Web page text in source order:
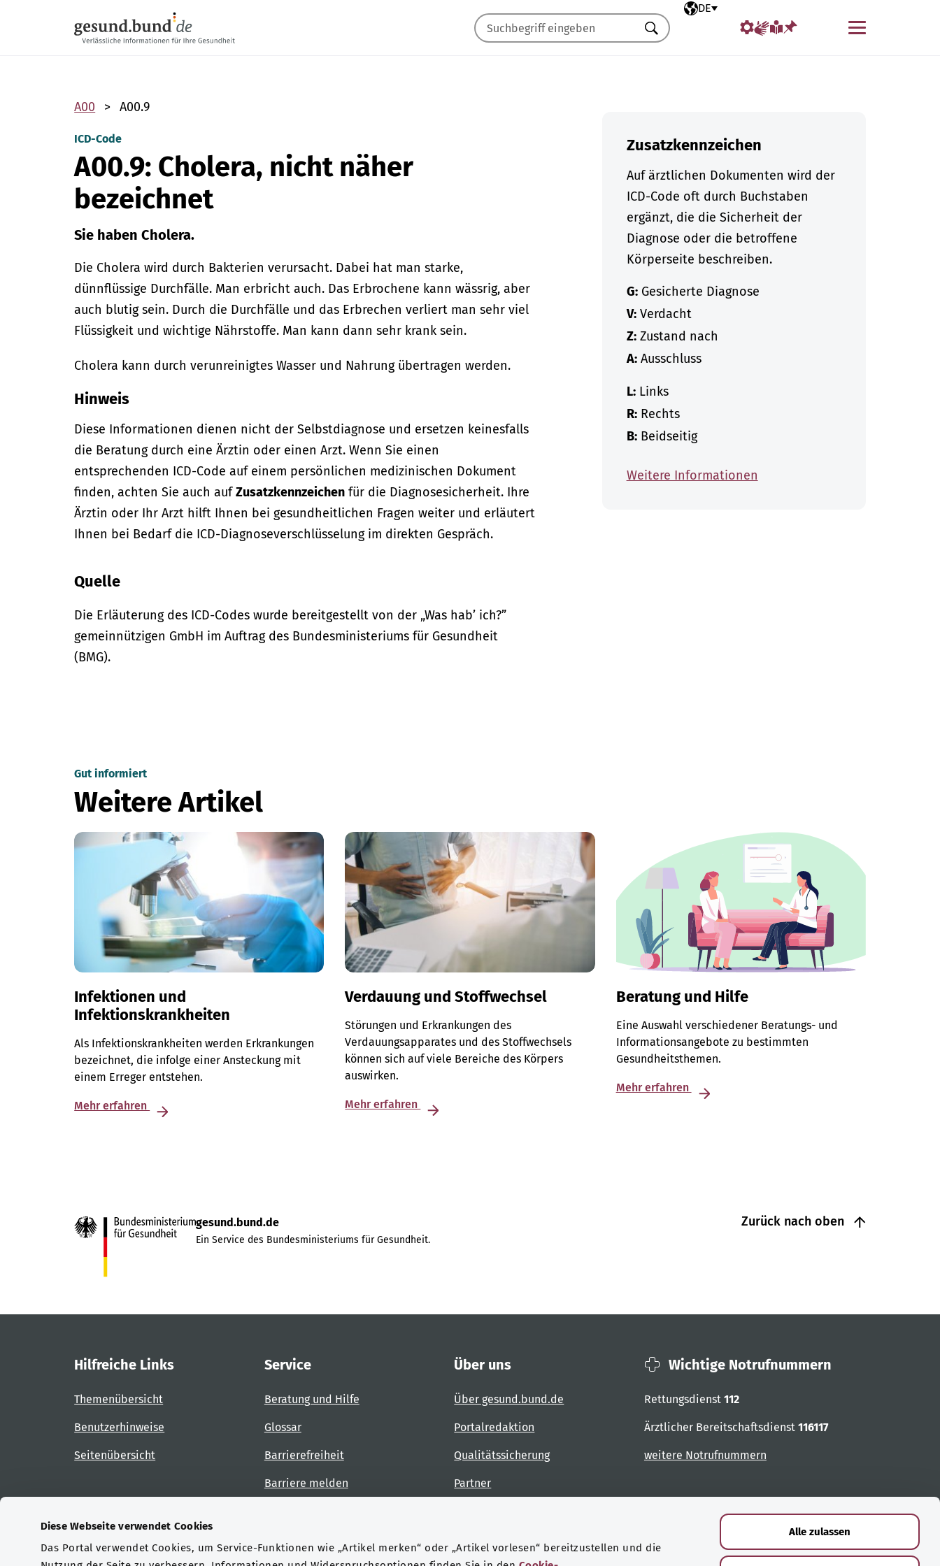
Diese Webseite verwendet Cookies
Das Portal verwendet Cookies, um Service-Funktionen wie „Artikel merken“ oder „Artikel vorlesen“ bereitzustellen und die
Alle zulassen
Ausgewählte Sprache
DE
Menü
Suchen
A00 A00.9
ICD-Code
A00.9: Cholera, nicht näher
bezeichnet
Sie haben Cholera.
Die Cholera wird durch Bakterien verursacht. Dabei hat man starke,
dünnflüssige Durchfälle. Man erbricht auch. Das Erbrochene kann wässrig, aber
auch blutig sein. Durch die Durchfälle und das Erbrechen verliert man sehr viel
Flüssigkeit und wichtige Nährstoffe. Man kann dann sehr krank sein.
Cholera kann durch verunreinigtes Wasser und Nahrung übertragen werden.
Hinweis
Diese Informationen dienen nicht der Selbstdiagnose und ersetzen keinesfalls
die Beratung durch eine Ärztin oder einen Arzt. Wenn Sie einen
entsprechenden ICD-Code auf einem persönlichen medizinischen Dokument
finden, achten Sie auch aufZusatzkennzeichen für die Diagnosesicherheit. Ihre
Ärztin oder Ihr Arzt hilft Ihnen bei gesundheitlichen Fragen weiter und erläutert
Ihnen bei Bedarf die ICD-Diagnoseverschlüsselung im direkten Gespräch.
Quelle
Die Erläuterung des ICD-Codes wurde bereitgestellt von der „Was hab’ ich?”
gemeinnützigen GmbH im Auftrag des Bundesministeriums für Gesundheit
(BMG).
Zusatzkennzeichen
Auf ärztlichen Dokumenten wird der
ICD-Code oft durch Buchstaben
ergänzt, die die Sicherheit der
Diagnose oder die betroffene
Körperseite beschreiben.
G:Gesicherte Diagnose
V:Verdacht
Z:Zustand nach
A:Ausschluss
L:Links
R:Rechts
B:Beidseitig
Weitere Informationen
Gut informiert
Weitere Artikel
Infektionen und
Infektionskrankheiten
Als Infektionskrankheiten werden Erkrankungen
bezeichnet, die infolge einer Ansteckung mit
einem Erreger entstehen.
Mehr erfahren
Verdauung und Stoffwechsel
Störungen und Erkrankungen des
Verdauungsapparates und des Stoffwechsels
können sich auf viele Bereiche des Körpers
auswirken.
Mehr erfahren
Beratung und Hilfe
Eine Auswahl verschiedener Beratungs- und
Informationsangebote zu bestimmten
Gesundheitsthemen.
Mehr erfahren
Zurück nach oben
gesund.bund.de
Ein Service des Bundesministeriums für Gesundheit.
Hilfreiche Links
Themenübersicht
Benutzerhinweise
Seitenübersicht
Service
Beratung und Hilfe
Glossar
Barrierefreiheit
Barriere melden
Über uns
Über gesund.bund.de
Portalredaktion
Qualitätssicherung
Partner
Wichtige Notrufnummern
Rettungsdienst 112
Ärztlicher Bereitschaftsdienst 116117
weitere Notrufnummern
Zertifizierungen